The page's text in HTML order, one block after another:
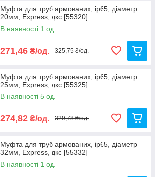
Муфта для труб армованих, ip65, діаметр
20мм, Express, дкс [55320]
В наявності 1 од.
271,46 ₴/од. 325,75 ₴/од.
Муфта для труб армованих, ip65, діаметр
25мм, Express, дкс [55325]
В наявності 5 од.
274,82 ₴/од. 329,78 ₴/од.
Муфта для труб армованих, ip65, діаметр
32мм, Express, дкс [55332]
В наявності 1 од.